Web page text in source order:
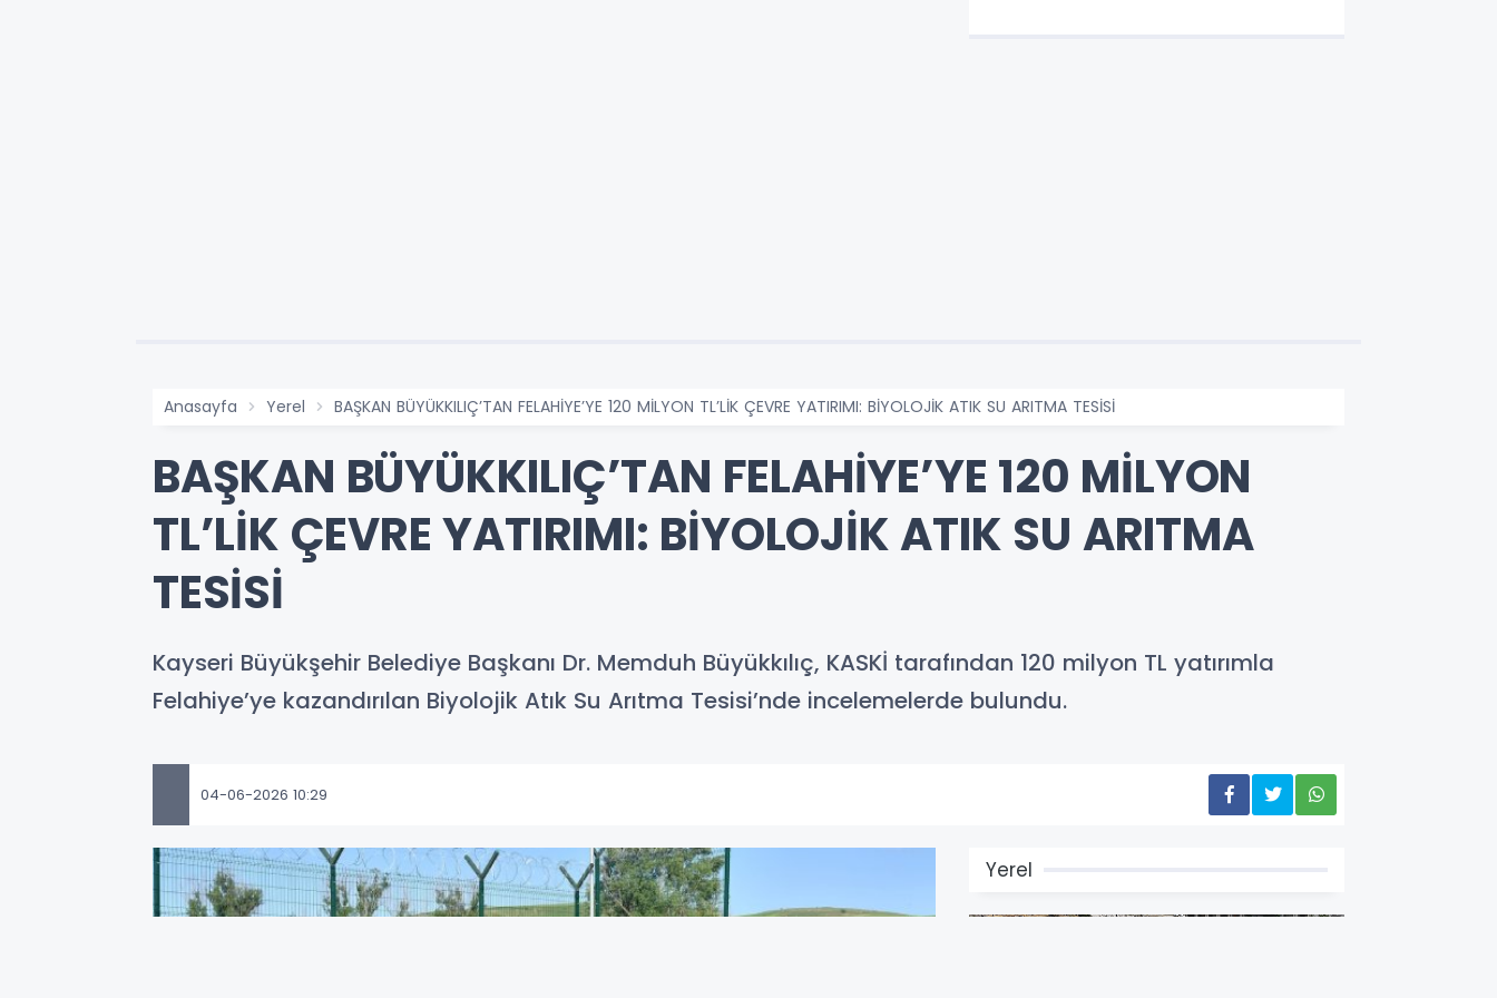
Anasayfa Yerel BAŞKAN BÜYÜKKILIÇ’TAN FELAHİYE’YE 120 MİLYON TL’LİK ÇEVRE YATIRIMI: BİYOLOJİK ATIK SU ARITMA TESİSİ
BAŞKAN BÜYÜKKILIÇ’TAN FELAHİYE’YE 120 MİLYON
TL’LİK ÇEVRE YATIRIMI: BİYOLOJİK ATIK SU ARITMA
TESİSİ
Kayseri Büyükşehir Belediye Başkanı Dr. Memduh Büyükkılıç, KASKİ tarafından 120 milyon TL yatırımla
Felahiye’ye kazandırılan Biyolojik Atık Su Arıtma Tesisi’nde incelemelerde bulundu.
04-06-2026 10:29
Yerel